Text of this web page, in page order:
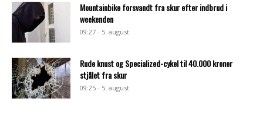
Mountainbike forsvandt fra skur efter indbrud i
weekenden
09:27 - 5. august
Rude knust og Specialized-cykel til 40.000 kroner
stjålet fra skur
09:25 - 5. august